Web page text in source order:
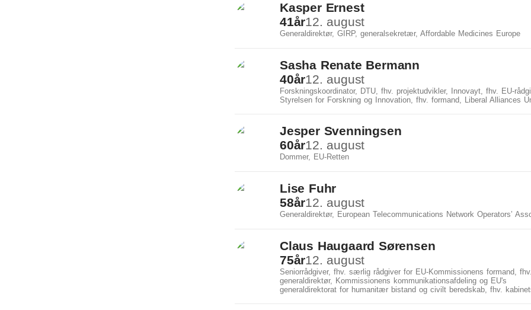
Kasper Ernest
41år12. august
Generaldirektør, GIRP, generalsekretær, Affordable Medicines Europe
Sasha Renate Bermann
40år12. august
Forskningskoordinator, DTU, fhv. projektudvikler, Innovayt, fhv. EU-
Styrelsen for Forskning og Innovation, fhv. formand, Liberal Alliances
Jesper Svenningsen
60år12. august
Dommer, EU-Retten
Lise Fuhr
58år12. august
Generaldirektør, European Telecommunications Network Operators’
Claus Haugaard Sørensen
75år12. august
Seniorrådgiver, fhv. særlig rådgiver for EU-Kommissionens formand, fhv.
generaldirektør, Kommissionens kommunikationsafdeling og EU's
generaldirektorat for humanitær bistand og civilt beredskab, fhv.